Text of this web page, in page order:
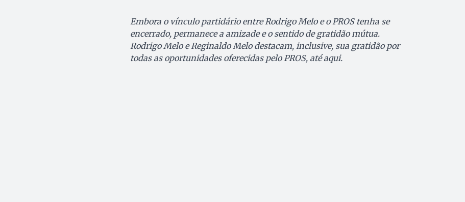
Embora o vínculo partidário entre Rodrigo Melo e o PROS tenha se
encerrado, permanece a amizade e o sentido de gratidão mútua.
Rodrigo Melo e Reginaldo Melo destacam, inclusive, sua gratidão por
todas as oportunidades oferecidas pelo PROS, até aqui.